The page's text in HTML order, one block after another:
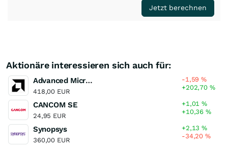
Jetzt berechnen
Aktionäre interessieren sich auch für:
Advanced Micro Devices
418,00 EUR
-1,59%
+202,70 %
CANCOM SE
24,95 EUR
+1,01%
+10,36%
Synopsys
360,00 EUR
+2,13%
-34,20%